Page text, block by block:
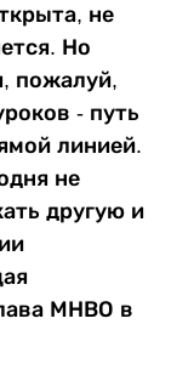
не
Но
пожалуй,
- путь
линией.
не
другую и
МНВО в